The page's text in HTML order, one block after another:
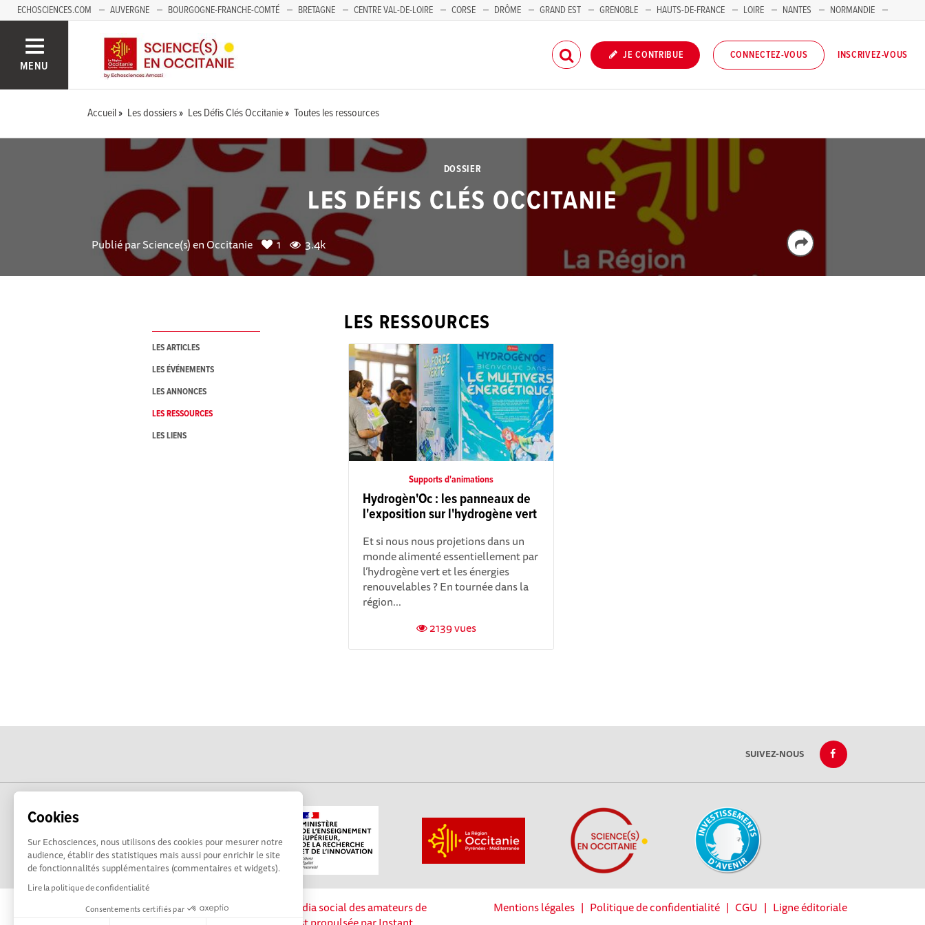
Cookies
Sur Echosciences, nous utilisons des cookies pour mesurer notre
audience, établir des statistiques mais aussi pour enrichir le site
de fonctionnalités supplémentaires (commentaires et widgets).
Lire la politique de confidentialité
Consentements certifiés par
ECHOSCIENCES.COM AUVERGNE BOURGOGNE-FRANCHE-COMTÉ BRETAGNE CENTRE VAL-DE-LOIRE CORSE DRÔME GRAND EST GRENOBLE HAUTS-DE-FRANCE LOIRE NANTES
NORMANDIE
MENU
JE CONTRIBUE CONNECTEZ-VOUS INSCRIVEZ-VOUS
Accueil Les dossiers Les Défis Clés Occitanie Toutes les ressources
DOSSIER
LES DÉFIS CLÉS OCCITANIE
Publié parScience(s) en Occitanie 1 3.4k
LES ARTICLES
LES ÉVÉNEMENTS
LES ANNONCES
LES RESSOURCES
LES LIENS
LES RESSOURCES
Supports d'animations
Hydrogèn'Oc : les panneaux de
l'exposition sur l'hydrogène vert
Et si nous nous projetions dans un
monde alimenté essentiellement par
l’hydrogène vert et les énergies
renouvelables ? En tournée dans la
région...
2139 vues
SUIVEZ-NOUS
La plateforme Science(s) en Occitanie est le média social des amateurs de
Mentions légales| Politique de confidentialité| CGU | Ligne éditoriale